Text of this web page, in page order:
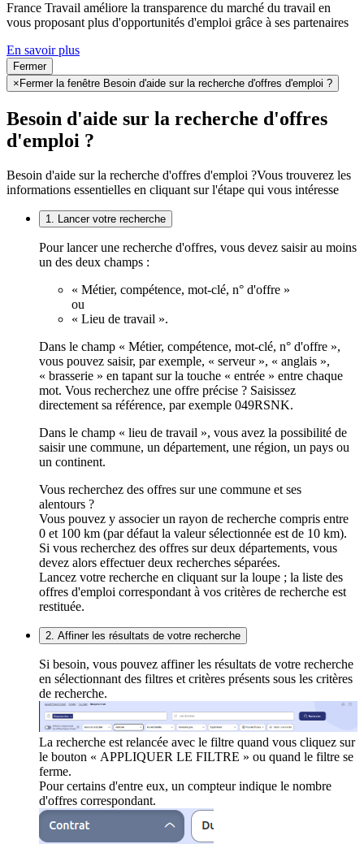
France Travail améliore la transparence du marché du travail en
vous proposant plus d'opportunités d'emploi grâce à ses partenaires
En savoir plus
Fermer
× Fermer la fenêtre Besoin d'aide sur la recherche d'offres d'emploi ?
Besoin d'aide sur la recherche d'offres
d'emploi ?
Besoin d'aide sur la recherche d'offres d'emploi ?Vous trouverez les
informations essentielles en cliquant sur l'étape qui vous intéresse
1. Lancer votre recherche
Pour lancer une recherche d'offres, vous devez saisir au moins
un des deux champs :
« Métier, compétence, mot-clé, n° d'offre »
ou
« Lieu de travail ».
Dans le champ « Métier, compétence, mot-clé, n° d'offre »,
vous pouvez saisir, par exemple, « serveur », « anglais »,
« brasserie » en tapant sur la touche « entrée » entre chaque
mot. Vous recherchez une offre précise ? Saisissez
directement sa référence, par exemple 049RSNK.
Dans le champ « lieu de travail », vous avez la possibilité de
saisir une commune, un département, une région, un pays ou
un continent.
Vous recherchez des offres sur une commune et ses
alentours ?
Vous pouvez y associer un rayon de recherche compris entre
0 et 100 km (par défaut la valeur sélectionnée est de 10 km).
Si vous recherchez des offres sur deux départements, vous
devez alors effectuer deux recherches séparées.
Lancez votre recherche en cliquant sur la loupe ; la liste des
offres d'emploi correspondant à vos critères de recherche est
restituée.
2. Affiner les résultats de votre recherche
Si besoin, vous pouvez affiner les résultats de votre recherche
en sélectionnant des filtres et critères présents sous les critères
de recherche.
La recherche est relancée avec le filtre quand vous cliquez sur
le bouton « APPLIQUER LE FILTRE » ou quand le filtre se
ferme.
Pour certains d'entre eux, un compteur indique le nombre
d'offres correspondant.